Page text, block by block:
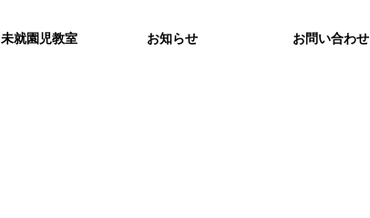
未就園児教室 お知らせ お問い合わせ